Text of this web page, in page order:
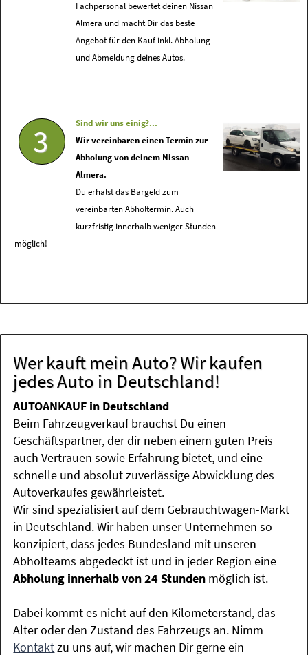
Fachpersonal bewertet deinen Nissan
Almera und macht Dir das beste
Angebot für den Kauf inkl. Abholung
und Abmeldung deines Autos.
3
Sind wir uns einig?...
Wir vereinbaren einen Termin zur
Abholung von deinem Nissan
Almera.
Du erhälst das Bargeld zum
vereinbarten Abholtermin. Auch
kurzfristig innerhalb weniger Stunden
möglich!
Wer kauft mein Auto? Wir kaufen
jedes Auto in Deutschland!
AUTOANKAUF in Deutschland
Beim Fahrzeugverkauf brauchst Du einen
Geschäftspartner, der dir neben einem guten Preis
auch Vertrauen sowie Erfahrung bietet, und eine
schnelle und absolut zuverlässige Abwicklung des
Autoverkaufes gewährleistet.
Wir sind spezialisiert auf dem Gebrauchtwagen-Markt
in Deutschland. Wir haben unser Unternehmen so
konzipiert, dass jedes Bundesland mit unseren
Abholteams abgedeckt ist und in jeder Region eine
Abholung innerhalb von 24 Stunden möglich ist.
Dabei kommt es nicht auf den Kilometerstand, das
Alter oder den Zustand des Fahrzeugs an. Nimm
Kontaktzu uns auf, wir machen Dir gerne ein